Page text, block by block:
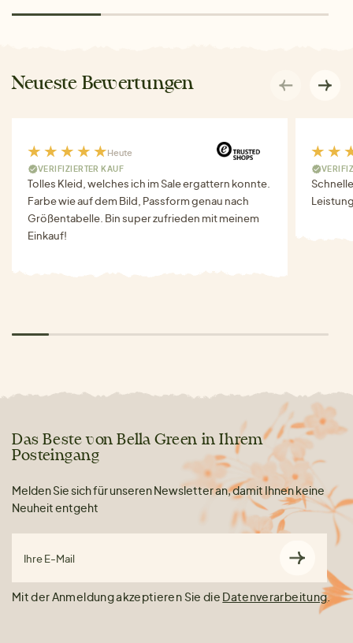
Neueste Bewertungen
Heute
VERIFIZIERTER KAUF
Tolles Kleid, welches ich im Sale ergattern konnte.
Farbe wie auf dem Bild, Passform genau nach
Größentabelle. Bin super zufrieden mit meinem
Einkauf!
Das Beste von Bella Green in Ihrem
Posteingang
Melden Sie sich für unseren Newsletter an, damit Ihnen keine
Neuheit entgeht
Ihre E-Mail
Mit der Anmeldung akzeptieren Sie die Datenverarbeitung.